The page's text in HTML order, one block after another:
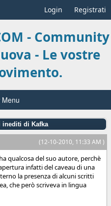
Login Registrati
- Community
- Le vostre
Menu
inediti di Kafka
(12-10-2010, 11:33 AM )
qualcosa del suo autore, perchè
infatti del caveau di una
la presenza di alcuni scritti
che però scriveva in lingua